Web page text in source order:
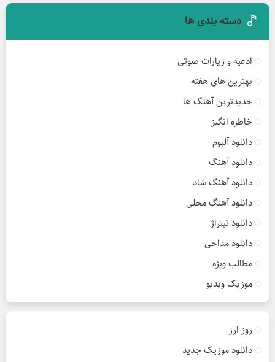
دسته بندی ها
ادعیه و زیارات صوتی
بهترین های هفته
جدیدترین آهنگ ها
خاطره انگیز
دانلود آلبوم
دانلود آهنگ
دانلود آهنگ شاد
دانلود آهنگ محلی
دانلود تیتراژ
دانلود مداحی
مطالب ویژه
موزیک ویدیو
روز ارز
دانلود موزیک جدید